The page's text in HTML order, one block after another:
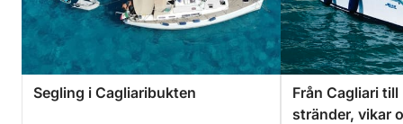
Segling i Cagliaribukten
Från Cagliari
stränder, vikar